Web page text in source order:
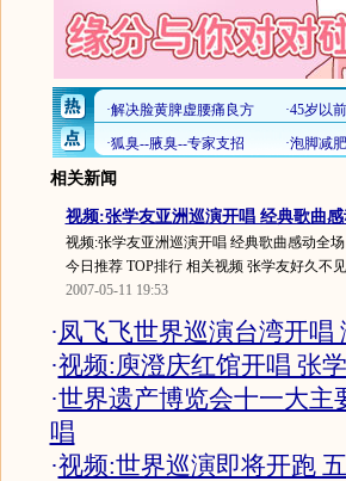
相关新闻
视频:张学友亚洲巡演开唱 经典歌曲
视频:张学友亚洲巡演开唱 经典歌曲感动全
今日推荐 TOP排行 相关视频 张学友好久不
2007-05-11 19:53
·凤飞飞世界巡演台湾开唱
·视频:庾澄庆红馆开唱 张
·世界遗产博览会十一大主
唱
·视频:世界巡演即将开跑